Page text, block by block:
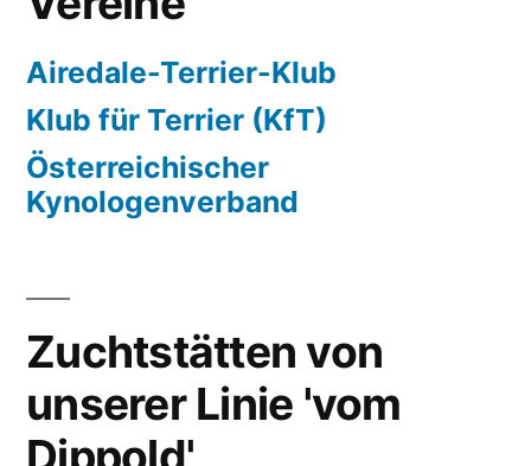
Airedale-Terrier-Klub
Klub für Terrier (KfT)
Österreichischer
Kynologenverband
Zuchtstätten von
unserer Linie 'vom